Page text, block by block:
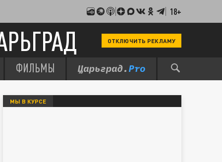
18+
ОТКЛЮЧИТЬ РЕКЛАМУ
ФИЛЬМЫ
МЫ В КУРСЕ